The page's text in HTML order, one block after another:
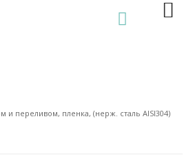
и переливом, пленка, (нерж. сталь AISI304)